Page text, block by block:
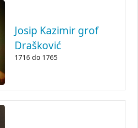
Josip Kazimir grof
Drašković
1716 do 1765